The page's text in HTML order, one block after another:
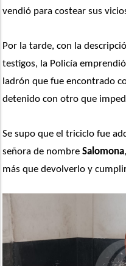
vendió para costear sus
Por la tarde, con la
testigos, la Policía
ladrón que fue encontrado
detenido con otro que
Se supo que el triciclo fue
señora de nombre Salomona
más que devolverlo y